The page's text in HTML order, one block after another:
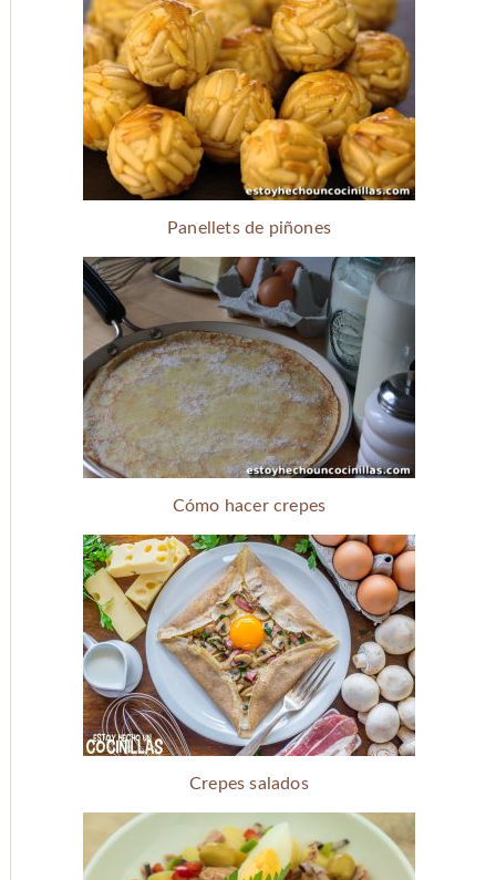
Panellets de piñones
Cómo hacer crepes
Crepes salados